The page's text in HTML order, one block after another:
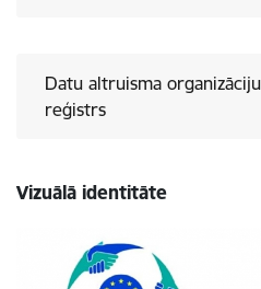
Datu altruisma
reģistrs
Vizuālā identitāte